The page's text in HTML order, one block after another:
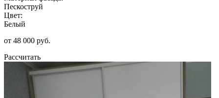
Пескоструй
Цвет:
Белый
от 48 000 руб.
Рассчитать